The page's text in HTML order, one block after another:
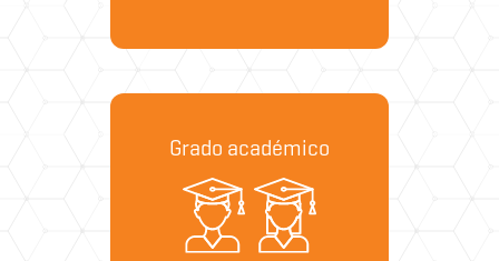
Grado académico